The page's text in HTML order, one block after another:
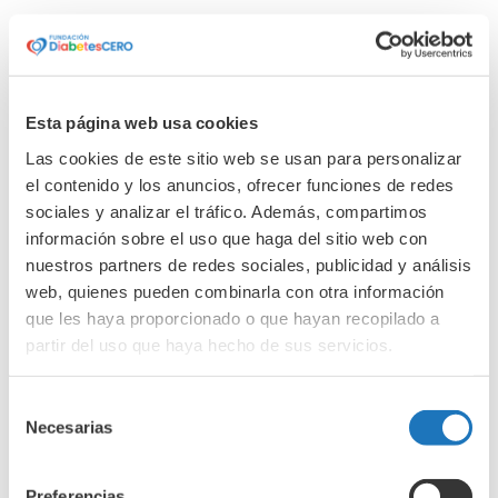
Esta página web usa cookies
Las cookies de este sitio web se usan para personalizar
el contenido y los anuncios, ofrecer funciones de redes
sociales y analizar el tráfico. Además, compartimos
información sobre el uso que haga del sitio web con
nuestros partners de redes sociales, publicidad y análisis
web, quienes pueden combinarla con otra información
que les haya proporcionado o que hayan recopilado a
partir del uso que haya hecho de sus servicios.
Necesarias
febrero 2025
diciembre 2024
noviembre 2024
octubre 2024
septiembre 2024
junio 2024
abril 2024
marzo 2024
diciembre 2023